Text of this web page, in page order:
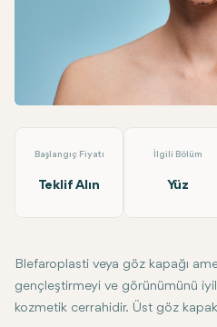
Başlangıç Fiyatı
Teklif Alın
İlgili Bölüm
Yüz
Blefaroplasti veya göz kapağı
gençleştirmeyi ve görünümünü
kozmetik cerrahidir. Üst göz